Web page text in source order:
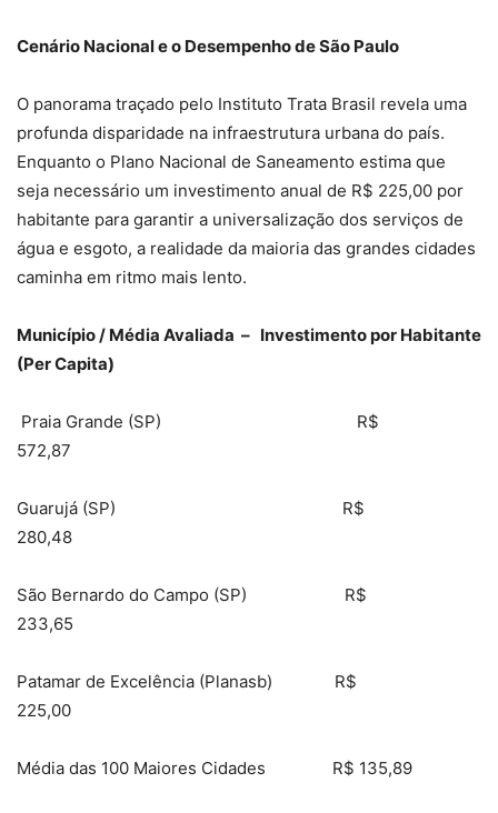
Cenário Nacional e o Desempenho de São Paulo
O panorama traçado pelo Instituto Trata Brasil revela uma
profunda disparidade na infraestrutura urbana do país.
Enquanto o Plano Nacional de Saneamento estima que
seja necessário um investimento anual de R$ 225,00 por
habitante para garantir a universalização dos serviços de
água e esgoto, a realidade da maioria das grandes cidades
caminha em ritmo mais lento.
Município / Média Avaliada – Investimento por Habitante
(Per Capita)
Praia Grande (SP) R$
572,87
Guarujá (SP) R$
280,48
São Bernardo do Campo (SP) R$
233,65
Patamar de Excelência (Planasb) R$
225,00
Média das 100 Maiores Cidades R$ 135,89